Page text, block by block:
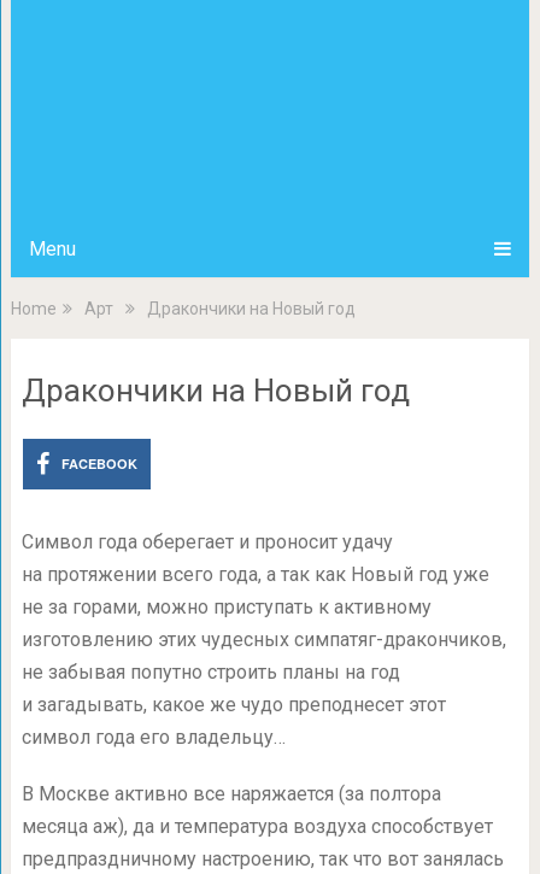
Menu
Home Арт Дракончики на Новый год
Дракончики на Новый год
FACEBOOK
Символ года оберегает и проносит удачу
на протяжении всего года, а так как Новый год уже
не за горами, можно приступать к активному
изготовлению этих чудесных симпатяг-дракончиков,
не забывая попутно строить планы на год
и загадывать, какое же чудо преподнесет этот
символ года его владельцу…
В Москве активно все наряжается (за полтора
месяца аж), да и температура воздуха способствует
предпраздничному настроению, так что вот занялась